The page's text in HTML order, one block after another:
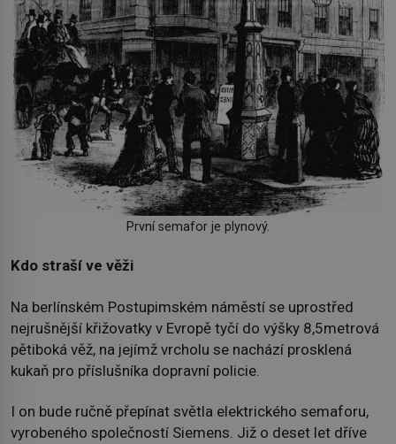
První semafor je plynový.
Kdo straší ve věži
Na berlínském Postupimském náměstí se uprostřed
nejrušnější křižovatky v Evropě tyčí do výšky 8,5metrová
pětiboká věž, na jejímž vrcholu se nachází prosklená
kukaň pro příslušníka dopravní policie.
I on bude ručně přepínat světla elektrického semaforu,
vyrobeného společností Siemens. Již o deset let dříve